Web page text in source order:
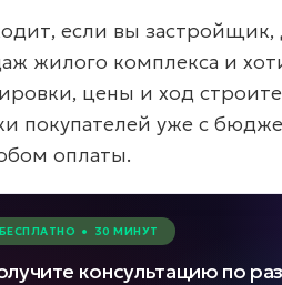
если вы застройщик,
жилого комплекса и
цены и ход
покупателей уже с
оплаты.
• 30 МИНУТ
консультацию по